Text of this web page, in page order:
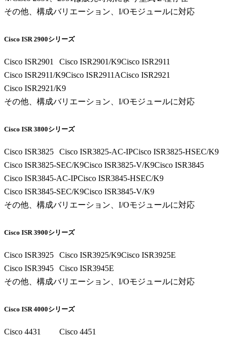
その他、構成バリエーション、I/Oモジュールに対応
Cisco ISR 2900シリーズ
Cisco ISR2901 Cisco ISR2901/K9Cisco ISR2911
Cisco ISR2911/K9Cisco ISR2911ACisco ISR2921
Cisco ISR2921/K9
その他、構成バリエーション、I/Oモジュールに対応
Cisco ISR 3800シリーズ
Cisco ISR3825 Cisco ISR3825-AC-IPCisco ISR3825-HSEC/K9
Cisco ISR3825-SEC/K9Cisco ISR3825-V/K9Cisco ISR3845
Cisco ISR3845-AC-IPCisco ISR3845-HSEC/K9
Cisco ISR3845-SEC/K9Cisco ISR3845-V/K9
その他、構成バリエーション、I/Oモジュールに対応
Cisco ISR 3900シリーズ
Cisco ISR3925 Cisco ISR3925/K9Cisco ISR3925E
Cisco ISR3945
Cisco ISR3945E
その他、構成バリエーション、I/Oモジュールに対応
Cisco ISR 4000シリーズ
Cisco 4431
Cisco 4451